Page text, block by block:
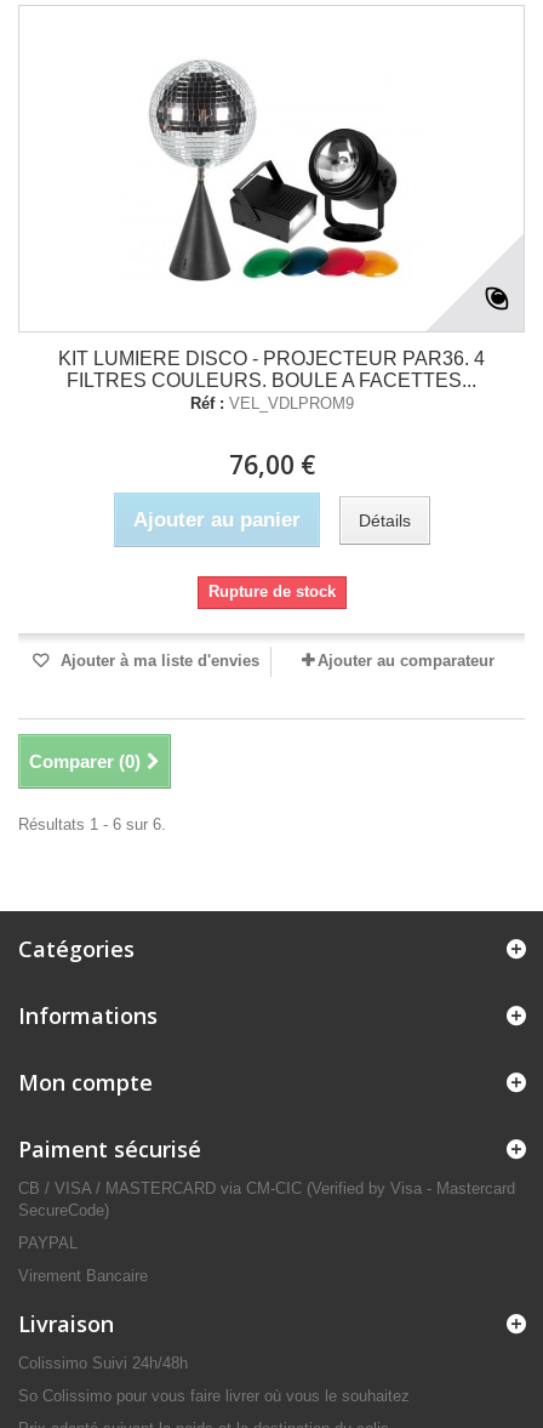
KIT LUMIERE DISCO - PROJECTEUR PAR36. 4
FILTRES COULEURS. BOULE A FACETTES...
Réf : VEL_VDLPROM9
76,00 €
Ajouter au panier Détails
Rupture de stock
Ajouter à ma liste d'envies Ajouter au comparateur
Comparer (0)
Résultats 1 - 6 sur 6.
Catégories
Informations
Mon compte
Paiment sécurisé
CB / VISA / MASTERCARD via CM-CIC (Verified by Visa - Mastercard
SecureCode)
PAYPAL
Virement Bancaire
Livraison
Colissimo Suivi 24h/48h
So Colissimo pour vous faire livrer où vous le souhaitez